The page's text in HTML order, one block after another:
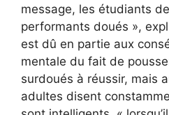
message, les étudiants
performants doués »,
est dû en partie aux
mentale du fait de
surdoués à réussir, mais
adultes disent